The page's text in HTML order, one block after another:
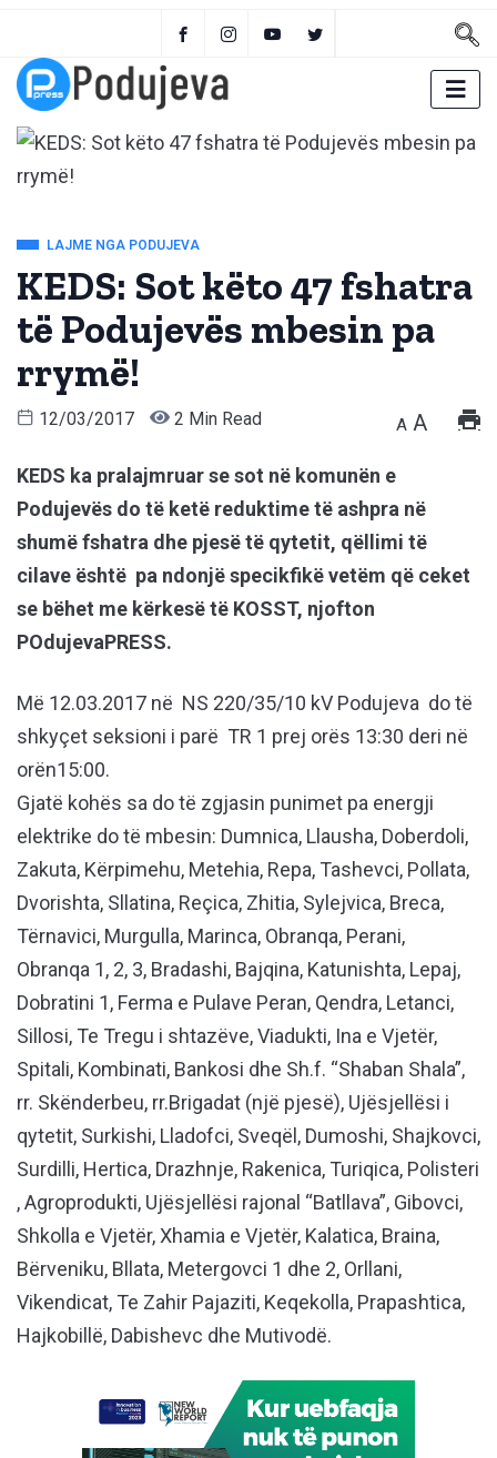
LAJME NGA PODUJEVA
KEDS: Sot këto 47 fshatra
të Podujevës mbesin pa
rrymë!
12/03/2017 2 Min Read A A
KEDS ka pralajmruar se sot në komunën e
Podujevës do të ketë reduktime të ashpra në
shumë fshatra dhe pjesë të qytetit, qëllimi të
cilave është pa ndonjë specikfikë vetëm që ceket
se bëhet me kërkesë të KOSST, njofton
POdujevaPRESS.
Më 12.03.2017 në NS 220/35/10 kV Podujeva do të
shkyçet seksioni i parë TR 1 prej orës 13:30 deri në
orën15:00.
Gjatë kohës sa do të zgjasin punimet pa energji
elektrike do të mbesin: Dumnica, Llausha, Doberdoli,
Zakuta, Kërpimehu, Metehia, Repa, Tashevci, Pollata,
Dvorishta, Sllatina, Reçica, Zhitia, Sylejvica, Breca,
Tërnavici, Murgulla, Marinca, Obranqa, Perani,
Obranqa 1, 2, 3, Bradashi, Bajqina, Katunishta, Lepaj,
Dobratini 1, Ferma e Pulave Peran, Qendra, Letanci,
Sillosi, Te Tregu i shtazëve, Viadukti, Ina e Vjetër,
Spitali, Kombinati, Bankosi dhe Sh.f. “Shaban Shala”,
rr. Skënderbeu, rr.Brigadat (një pjesë), Ujësjellësi i
qytetit, Surkishi, Lladofci, Sveqël, Dumoshi, Shajkovci,
Surdilli, Hertica, Drazhnje, Rakenica, Turiqica, Polisteri
, Agroprodukti, Ujësjellësi rajonal “Batllava”, Gibovci,
Shkolla e Vjetër, Xhamia e Vjetër, Kalatica, Braina,
Bërveniku, Bllata, Metergovci 1 dhe 2, Orllani,
Vikendicat, Te Zahir Pajaziti, Keqekolla, Prapashtica,
Hajkobillë, Dabishevc dhe Mutivodë.